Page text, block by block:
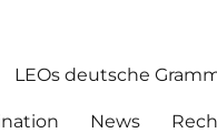
LEOs deutsche
News